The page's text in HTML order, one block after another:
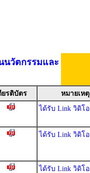
นวัตกรรมและ
ยรติบัตร
หมายเหตุ
ได้รับ Link วิดิโอ
ได้รับ Link วิดิโอ
ได้รับ Link วิดิโอ